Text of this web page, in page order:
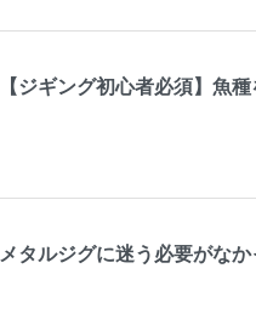
【ジギング初心者必須】魚
メタルジグに迷う必要がな